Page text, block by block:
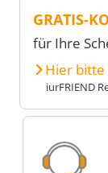
GRATIS-
für Ihre
Hier
iurFRIEND